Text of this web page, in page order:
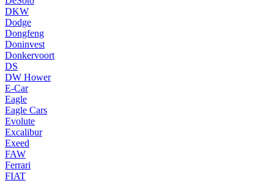
DKW
Dodge
Dongfeng
Doninvest
Donkervoort
DS
DW Hower
E-Car
Eagle
Eagle Cars
Evolute
Excalibur
Exeed
FAW
Ferrari
FIAT